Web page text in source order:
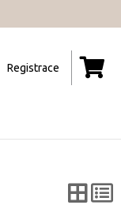
Registrace